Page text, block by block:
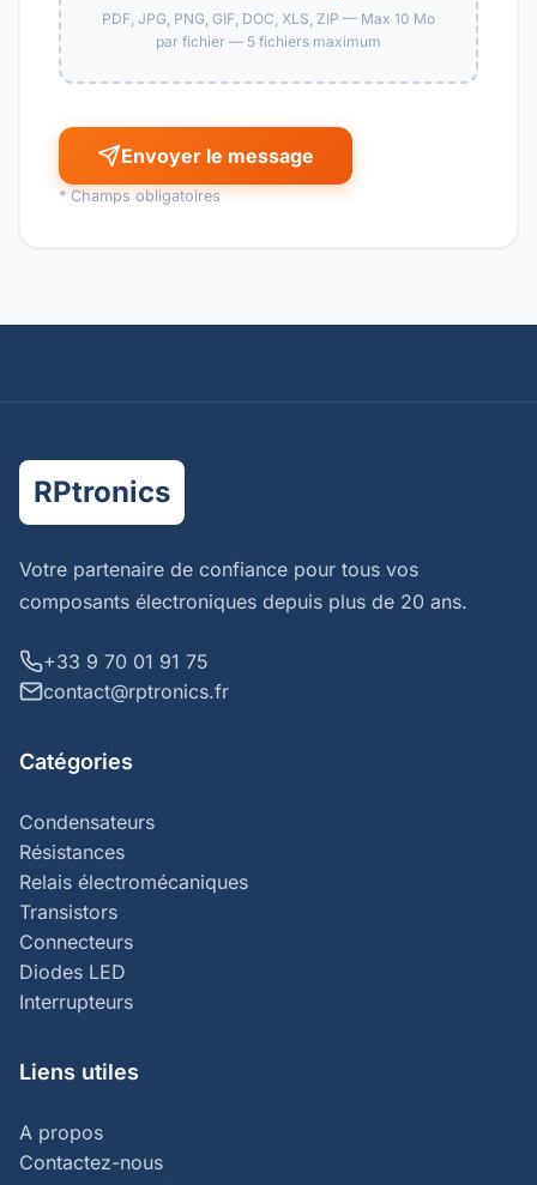
PDF, JPG, PNG, GIF, DOC, XLS, ZIP — Max 10 Mo
par fichier — 5 fichiers maximum
Envoyer le message
* Champs obligatoires
RPtronics
Votre partenaire de confiance pour tous vos
composants électroniques depuis plus de 20 ans.
+33 9 70 01 91 75
contact@rptronics.fr
Catégories
Condensateurs
Résistances
Relais électromécaniques
Transistors
Connecteurs
Diodes LED
Interrupteurs
Liens utiles
A propos
Contactez-nous